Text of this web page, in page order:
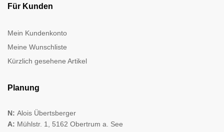
Für Kunden
Mein Kundenkonto
Meine Wunschliste
Kürzlich gesehene Artikel
Planung
N: Alois Übertsberger
A: Mühlstr. 1, 5162 Obertrum a. See